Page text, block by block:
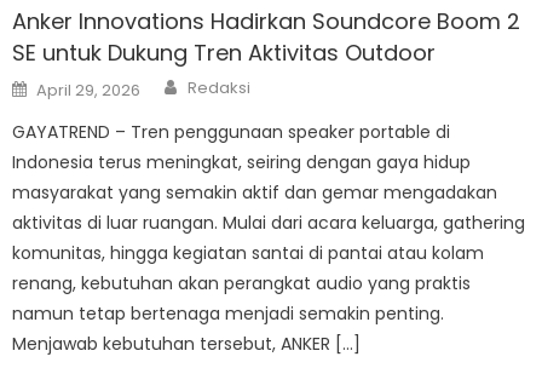
Anker Innovations Hadirkan Soundcore Boom 2
SE untuk Dukung Tren Aktivitas Outdoor
Posted
on
April 29, 2026 Author
Redaksi
GAYATREND – Tren penggunaan speaker portable di
Indonesia terus meningkat, seiring dengan gaya hidup
masyarakat yang semakin aktif dan gemar mengadakan
aktivitas di luar ruangan. Mulai dari acara keluarga, gathering
komunitas, hingga kegiatan santai di pantai atau kolam
renang, kebutuhan akan perangkat audio yang praktis
namun tetap bertenaga menjadi semakin penting.
Menjawab kebutuhan tersebut, ANKER […]